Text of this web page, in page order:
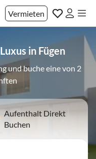
Vermieten
in Fügen
und buche eine von 2
Aufenthalt Direkt
Buchen